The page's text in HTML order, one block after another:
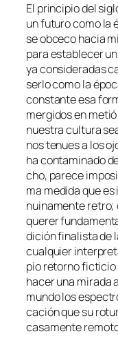
El prin­ci­pio del
un fu­tu­ro co­mo la
se ob­ce­co ha­cia
pa­ra es­ta­ble­cer
ya con­si­de­ra­das
ser­lo co­mo la
cons­tan­te esa
mer­gi­dos en
nues­tra cul­tu­ra
nos te­nues a los
ha con­ta­mi­na­do
cho, pa­re­ce
ma me­di­da que
nui­na­men­tere­tro;
que­rer
di­ción fi­na­lis­ta de
cual­quier
pio re­torno fic­ti­cio
ha­cer una mi­ra­da
mun­do los
ca­ción que su
ca­sa­men­te